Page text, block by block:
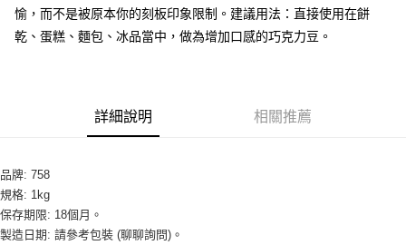
３．安心：先確認商品／服務後，再付款。
【「AFTEE先享後付」結帳流程】
ATM／網路銀行／等多元方式進行付款，方視為交易完成。
※ 請注意：結帳手續完成當下不需立刻繳費，但若您需要取消訂單，請聯絡
後付繳納相關費用。
※ 交易是否成功請以「AFTEE先享後付 」之結帳頁面顯示為準，若有關於
是否繳費成功／繳費後需取消欲退款等相關疑問，請聯繫「AFTEE先享後付
客戶支援中心」https://netprotections.freshdesk.com/support/home
冷藏7-11取貨(快速到店) 單筆限重10kg
每筆NT$220，滿NT$3,000(含以上)免運費
愉，而不是被原本你的刻板印象限制。建議用法：直接使用在餅
乾、蛋糕、麵包、冰品當中，做為增加口感的巧克力豆。
詳細說明 相關推薦
品牌: 758
規格: 1kg
保存期限: 18個月。
製造日期: 請參考包裝 (聊聊詢問)。